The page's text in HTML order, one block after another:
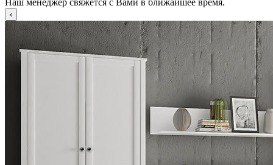
Наш менеджер свяжется с Вами в ближайшее время.